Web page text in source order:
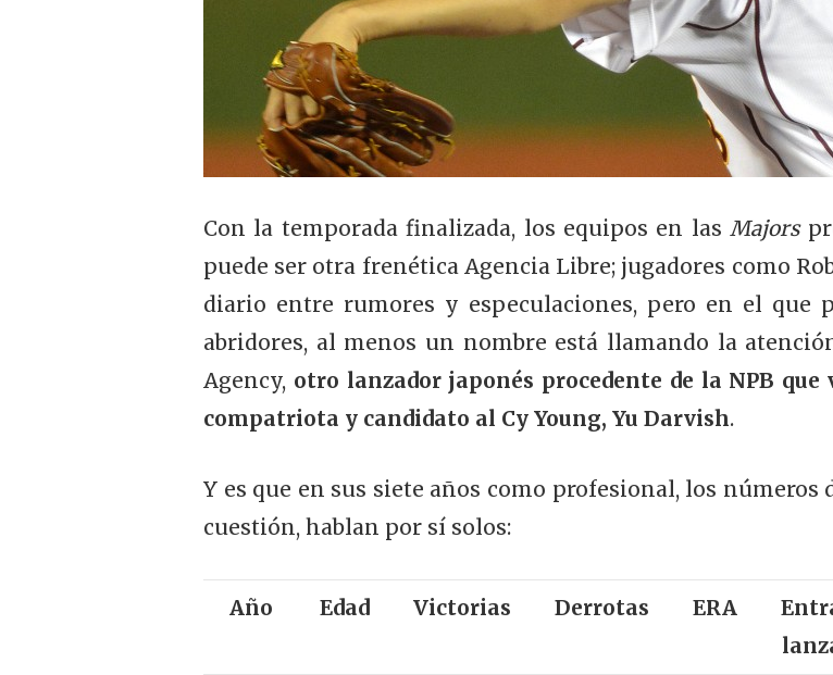
Con la temporada finalizada, los equipos en lasMajors
puede ser otra frenética Agencia Libre; jugadores como
diario entre rumores y especulaciones, pero en el que
abridores, al menos un nombre está llamando la
Agency, otro lanzador japonés procedente de la NPB
compatriota y candidato al Cy Young, Yu Darvish.
Y es que en sus siete años como profesional, los
cuestión, hablan por sí solos:
Año Edad Victorias Derrotas ERA